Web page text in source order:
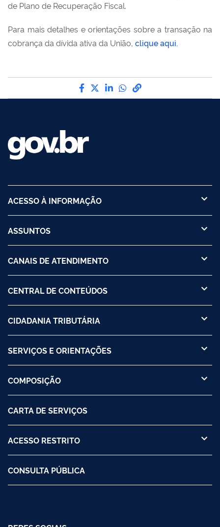
de Plano de Recuperação Fiscal.
Para mais detalhes e orientações sobre a transação na
cobrança da dívida ativa da União, clique aqui.
Compartilhe por Facebook
Compartilhe por Twitter
Compartilhe por
Compartilhe por
link para Copiar
ACESSO À INFORMAÇÃO
ASSUNTOS
CANAIS DE ATENDIMENTO
CENTRAL DE CONTEÚDOS
CIDADANIA TRIBUTÁRIA
SERVIÇOS E ORIENTAÇÕES
COMPOSIÇÃO
CARTA DE SERVIÇOS
ACESSO RESTRITO
CONSULTA PÚBLICA